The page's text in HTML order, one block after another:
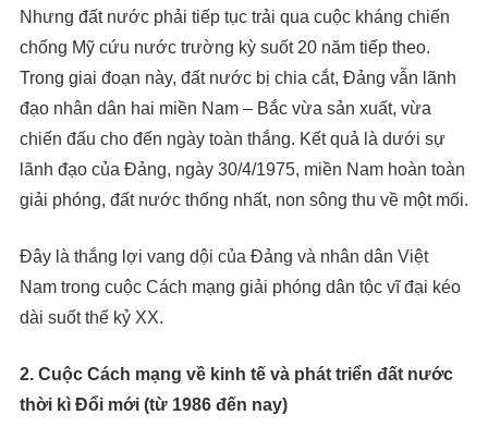
Nhưng đất nước phải tiếp tục trải qua cuộc kháng chiến
chống Mỹ cứu nước trường kỳ suốt 20 năm tiếp theo.
Trong giai đoạn này, đất nước bị chia cắt, Đảng vẫn lãnh
đạo nhân dân hai miền Nam – Bắc vừa sản xuất, vừa
chiến đấu cho đến ngày toàn thắng. Kết quả là dưới sự
lãnh đạo của Đảng, ngày 30/4/1975, miền Nam hoàn toàn
giải phóng, đất nước thống nhất, non sông thu về một mối.
Đây là thắng lợi vang dội của Đảng và nhân dân Việt
Nam trong cuộc Cách mạng giải phóng dân tộc vĩ đại kéo
dài suốt thế kỷ XX.
2. Cuộc Cách mạng về kinh tế và phát triển đất nước
thời kì Đổi mới (từ 1986 đến nay)